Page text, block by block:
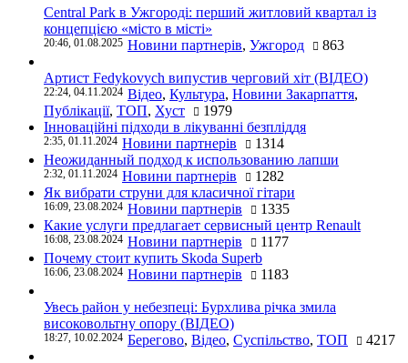
Central Park в Ужгороді: перший житловий квартал із
концепцією «місто в місті»
20:46, 01.08.2025 Новини партнерів, Ужгород 863
Артист Fedykovych випустив черговий хіт (ВІДЕО)
22:24, 04.11.2024 Відео, Культура, Новини Закарпаття,
Публікації, ТОП, Хуст
1979
Інноваційні підходи в лікуванні безпліддя
2:35, 01.11.2024 Новини партнерів
1314
Неожиданный подход к использованию лапши
2:32, 01.11.2024 Новини партнерів
1282
Як вибрати струни для класичної гітари
16:09, 23.08.2024 Новини партнерів
1335
Какие услуги предлагает сервисный центр Renault
16:08, 23.08.2024 Новини партнерів
1177
Почему стоит купить Skoda Superb
16:06, 23.08.2024 Новини партнерів 1183
Увесь район у небезпеці: Бурхлива річка змила
високовольтну опору (ВІДЕО)
18:27, 10.02.2024 Берегово, Відео, Суспільство, ТОП 4217